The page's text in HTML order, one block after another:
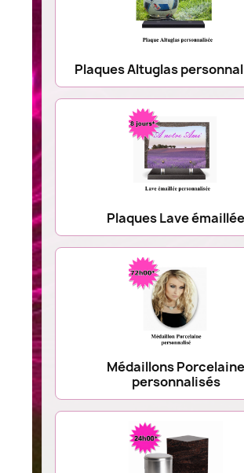
Plaques Altuglas
Plaques Lave émaillée
Médaillons Porcelaine
personnalisés